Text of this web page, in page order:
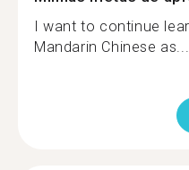
I want to continue
Mandarin Chinese as...